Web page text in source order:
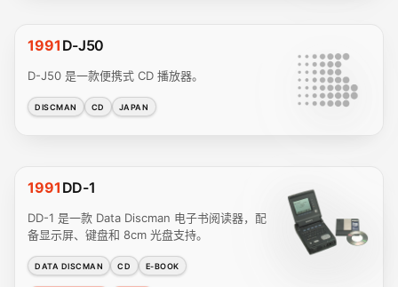
1991 D-J50
D-J50 是一款便携式 CD 播放器。
DISCMAN CD JAPAN
1991 DD-1
DD-1 是一款 Data Discman 电子书阅读器，配
备显示屏、键盘和 8cm 光盘支持。
DATA DISCMAN CD E-BOOK